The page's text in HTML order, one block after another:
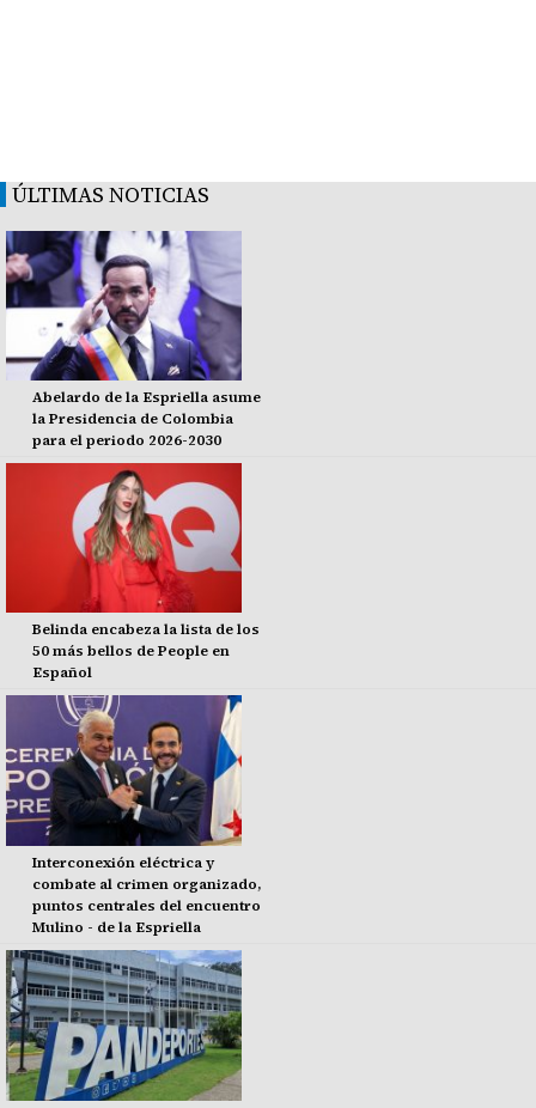
ÚLTIMAS NOTICIAS
Abelardo de la Espriella asume
la Presidencia de Colombia
para el periodo 2026-2030
Belinda encabeza la lista de los
50 más bellos de People en
Español
Interconexión eléctrica y
combate al crimen organizado,
puntos centrales del encuentro
Mulino - de la Espriella